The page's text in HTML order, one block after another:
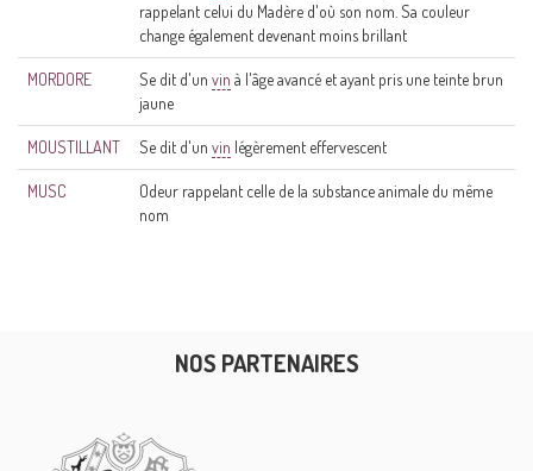
rappelant celui du Madère d'où son nom. Sa couleur
change également devenant moins brillant
MORDORE Se dit d'un vin à l'âge avancé et ayant pris une teinte brun
jaune
MOUSTILLANT Se dit d'un vin légèrement effervescent
MUSC
Odeur rappelant celle de la substance animale du même
nom
NOS PARTENAIRES